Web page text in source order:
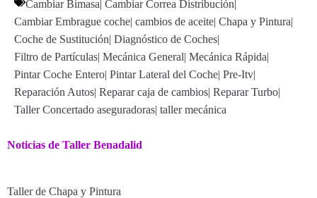
Cambiar Bimasa Cambiar Correa Distribución
Cambiar Embrague coche| cambios de aceite| Chapa y Pintura|
Coche de Sustitución| Diagnóstico de Coches|
Filtro de Partículas| Mecánica General| Mecánica Rápida|
Pintar Coche Entero| Pintar Lateral del Coche| Pre-Itv|
Reparación Autos| Reparar caja de cambios| Reparar Turbo|
Taller Concertado aseguradoras| taller mecánica
Noticias de Taller Benadalid
Taller de Chapa y Pintura